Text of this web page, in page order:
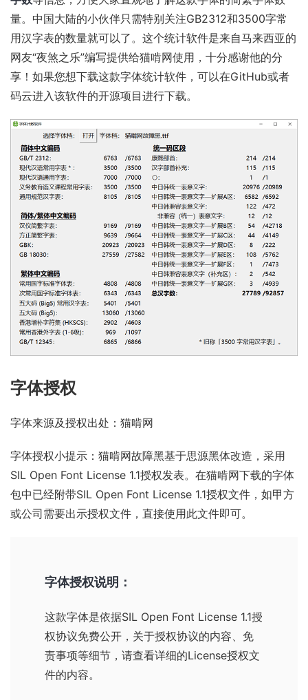
量。中国大陆的小伙伴只需特别关注GB2312和3500字常
用汉字表的数量就可以了。这个统计软件是来自马来西亚的
网友“夜煞之乐”编写提供给猫啃网使用，十分感谢他的分
享！如果您想下载这款字体统计软件，可以在GitHub或者
码云进入该软件的开源项目进行下载。
字体授权
字体来源及授权出处： 猫啃网
字体授权小提示：猫啃网故障黑基于思源黑体改造，采用
SIL Open Font License 1.1授权发表。在猫啃网下载的字体
包中已经附带SIL Open Font License 1.1授权文件，如甲方
或公司需要出示授权文件，直接使用此文件即可。
字体授权说明：
这款字体是依据SIL Open Font License 1.1授
权协议免费公开，关于授权协议的内容、免
责事项等细节，请查看详细的License授权文
件的内容。